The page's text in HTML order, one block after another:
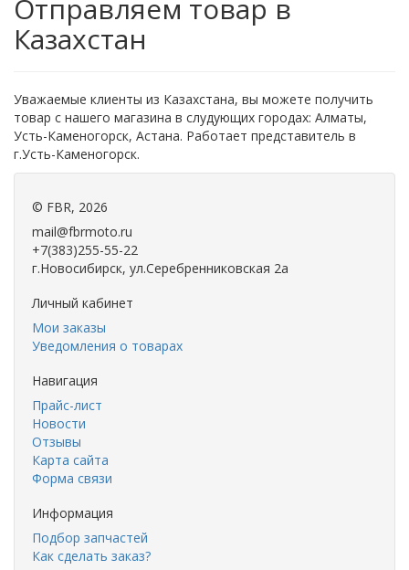
Отправляем товар в
Казахстан
Уважаемые клиенты из Казахстана, вы можете получить
товар с нашего магазина в слудующих городах: Алматы,
Усть-Каменогорск, Астана. Работает представитель в
г.Усть-Каменогорск.
© FBR, 2026
mail@fbrmoto.ru
+7(383)255-55-22
г.Новосибирск, ул.Серебренниковская 2а
Личный кабинет
Мои заказы
Уведомления о товарах
Навигация
Прайс-лист
Новости
Отзывы
Карта сайта
Форма связи
Информация
Подбор запчастей
Как сделать заказ?